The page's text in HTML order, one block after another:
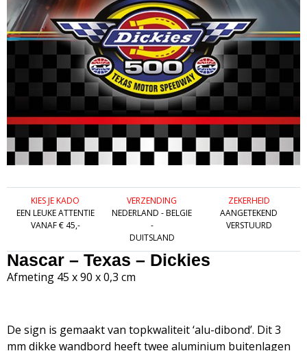
KIES JE KADO
EEN LEUKE ATTENTIE
VANAF € 45,-
VERZENDING
NEDERLAND - BELGIE
-
DUITSLAND
ZEKERHEID
AANGETEKEND
VERSTUURD
Nascar – Texas – Dickies
Afmeting 45 x 90 x 0,3 cm
De sign is gemaakt van topkwaliteit ‘alu-dibond’. Dit 3
mm dikke wandbord heeft twee aluminium buitenlagen